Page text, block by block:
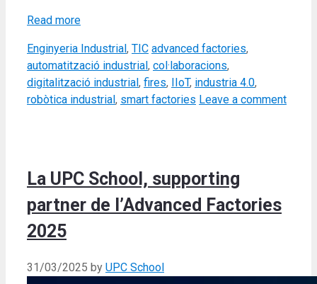
Read more
Categories
Enginyeria Industrial , TIC Tags
advanced factories,
automatització industrial , col·laboracions,
digitalització industrial , fires, IIoT, industria 4.0,
robòtica industrial , smart factories Leave a comment
La UPC School, supporting
partner de l’Advanced Factories
2025
31/03/2025 by UPC School